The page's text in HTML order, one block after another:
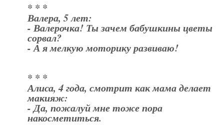
* * *
Валера, 5 лет:
- Валерочка! Ты зачем бабушкины цветы
сорвал?
- А я мелкую моторику развиваю!
* * *
Алиса, 4 года, смотрит как мама делает
макияж:
- Да, пожалуй мне тоже пора
накосметиться.